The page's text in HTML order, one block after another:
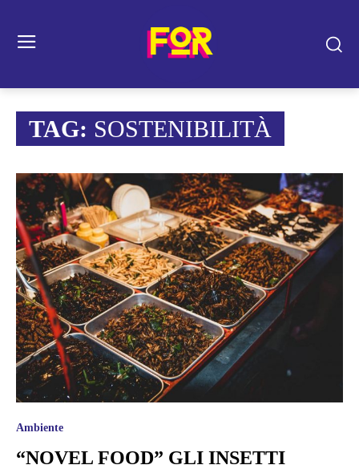
TAG: SOSTENIBILITÀ
Ambiente
“NOVEL FOOD” GLI INSETTI